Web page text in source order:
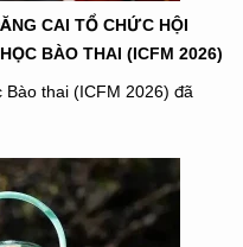
CAI TỔ CHỨC HỘI
BÀO THAI (ICFM 2026)
Bào thai (ICFM 2026) đã